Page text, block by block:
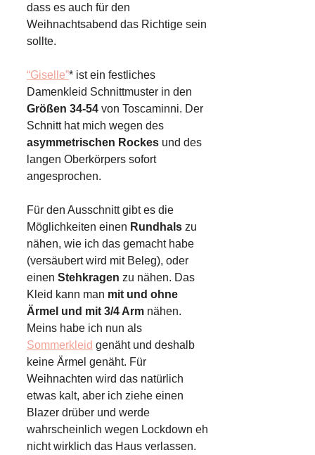
dass es auch für den
Weihnachtsabend das Richtige sein
sollte.
“Giselle”* ist ein festliches
Damenkleid Schnittmuster in den
Größen 34-54 von Toscaminni. Der
Schnitt hat mich wegen des
asymmetrischen Rockes und des
langen Oberkörpers sofort
angesprochen.
Für den Ausschnitt gibt es die
Möglichkeiten einen Rundhals zu
nähen, wie ich das gemacht habe
(versäubert wird mit Beleg), oder
einen Stehkragen zu nähen. Das
Kleid kann man mit und ohne
Ärmel und mit 3/4 Arm nähen.
Meins habe ich nun als
Sommerkleid genäht und deshalb
keine Ärmel genäht. Für
Weihnachten wird das natürlich
etwas kalt, aber ich ziehe einen
Blazer drüber und werde
wahrscheinlich wegen Lockdown eh
nicht wirklich das Haus verlassen.